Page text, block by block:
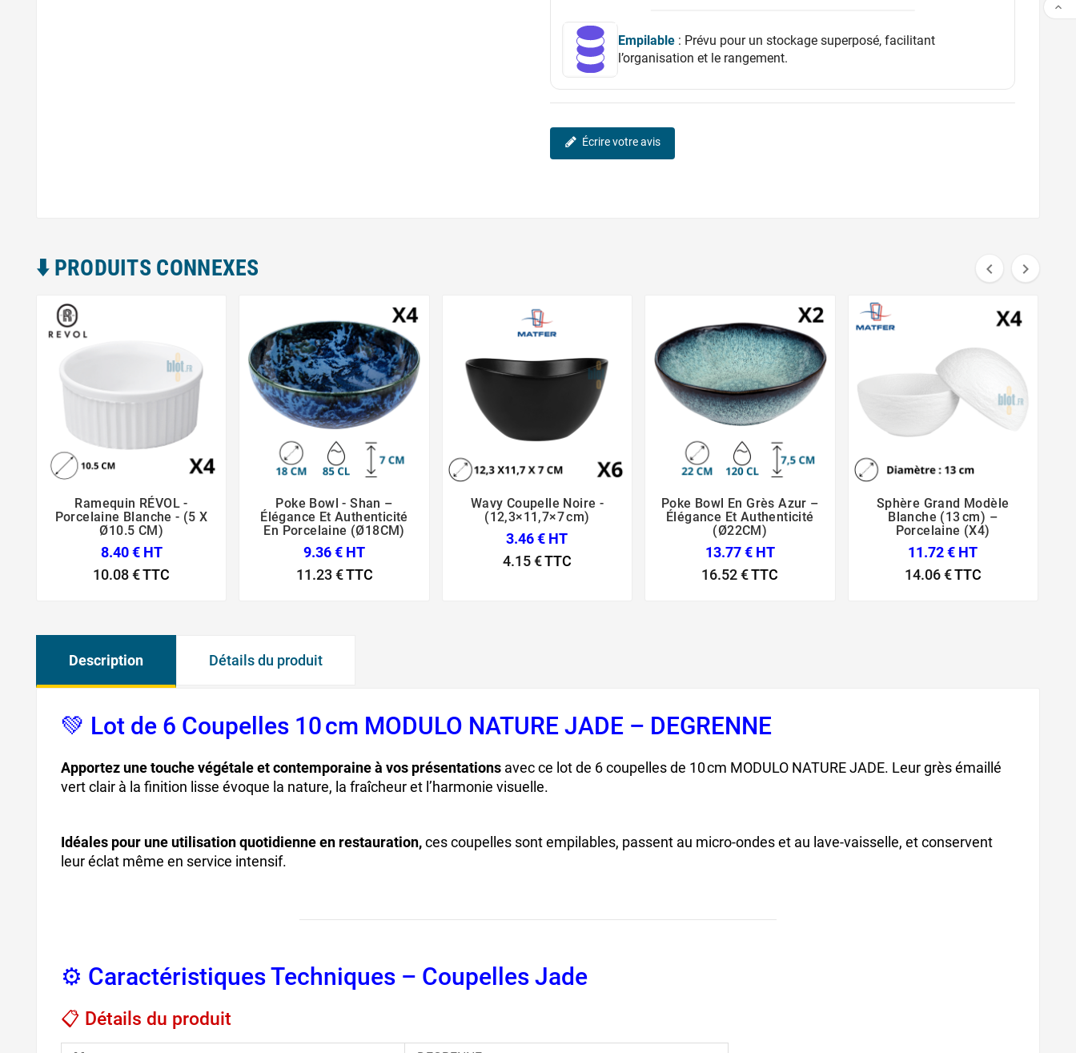
Empilable : Prévu pour un stockage superposé, facilitant
l’organisation et le rangement.
Écrire votre avis
⬇️​ PRODUITS CONNEXES  
  
Ramequin RÉVOL -
Porcelaine Blanche - (5 X
Ø10.5 CM)
8.40 € HT
10.08 €TTC
  
Poke Bowl - Shan –
Élégance Et Authenticité
En Porcelaine (Ø18CM)
9.36 € HT
11.23 €TTC
  
Wavy Coupelle Noire -
(12,3×11,7×7 Cm)
3.46 € HT
4.15 €TTC
  
Poke Bowl En Grès Azur –
Élégance Et Authenticité
(Ø22CM)
13.77 € HT
16.52 €TTC
  
Sphère Grand Modèle
Blanche (13 Cm) –
Porcelaine (x4)
11.72 € HT
14.06 €TTC
Description Détails du produit
💚 Lot de 6 Coupelles 10 cm MODULO NATURE JADE – DEGRENNE
Apportez une touche végétale et contemporaine à vos présentations avec ce lot de 6 coupelles de 10 cm MODULO NATURE JADE. Leur grès émaillé
vert clair à la finition lisse évoque la nature, la fraîcheur et l’harmonie visuelle.
Idéales pour une utilisation quotidienne en restauration,ces coupelles sont empilables, passent au micro-ondes et au lave-vaisselle, et conservent
leur éclat même en service intensif.
⚙️ Caractéristiques Techniques – Coupelles Jade
📋 Détails du produit
